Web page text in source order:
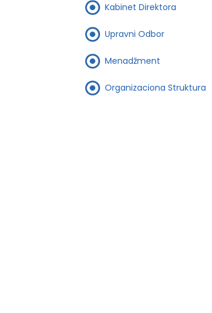
Kabinet Direktora
Upravni Odbor
Menadžment
Organizaciona Struktura